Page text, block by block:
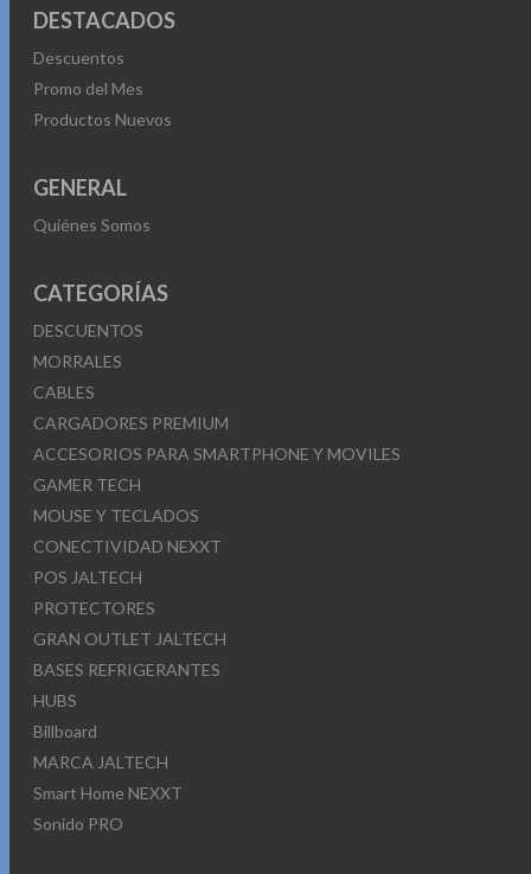
DESTACADOS
Descuentos
Promo del Mes
Productos Nuevos
GENERAL
Quiénes Somos
CATEGORÍAS
DESCUENTOS
MORRALES
CABLES
CARGADORES PREMIUM
ACCESORIOS PARA SMARTPHONE Y MOVILES
GAMER TECH
MOUSE Y TECLADOS
CONECTIVIDAD NEXXT
POS JALTECH
PROTECTORES
GRAN OUTLET JALTECH
BASES REFRIGERANTES
HUBS
Billboard
MARCA JALTECH
Smart Home NEXXT
Sonido PRO